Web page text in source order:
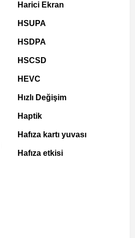
Harici Ekran
HSUPA
HSDPA
HSCSD
HEVC
Hızlı Değişim
Haptik
Hafıza kartı yuvası
Hafıza etkisi